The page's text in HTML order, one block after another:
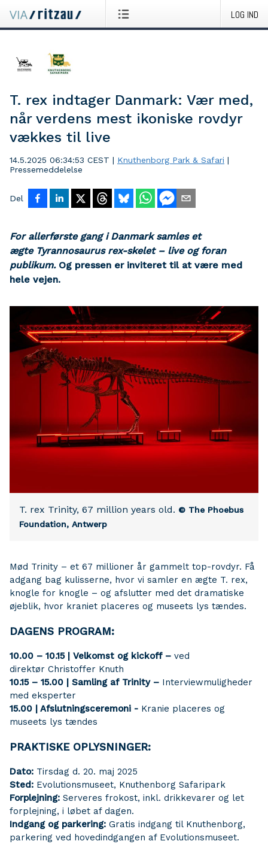
LOG IND
T. rex indtager Danmark: Vær med,
når verdens mest ikoniske rovdyr
vækkes til live
14.5.2025 06:34:53 CEST | Knuthenborg Park & Safari |
Pressemeddelelse
Del
For allerførste gang i Danmark samles et
ægte Tyrannosaurus rex-skelet – live og foran
publikum.Og pressen er inviteret til at være med
hele vejen.
T. rex Trinity, 67 million years old. © The Phoebus
Foundation, Antwerp
Mød Trinity – et 67 millioner år gammelt top-rovdyr. Få
adgang bag kulisserne, hvor vi samler en ægte T. rex,
knogle for knogle – og afslutter med det dramatiske
øjeblik, hvor kraniet placeres og museets lys tændes.
DAGENS PROGRAM:
10.00 – 10.15 | Velkomst og kickoff – ved
direktør Christoffer Knuth
10.15 – 15.00 | Samling af Trinity – Interviewmuligheder
med eksperter
15.00 | Afslutningsceremoni - Kranie placeres og
museets lys tændes
PRAKTISKE OPLYSNINGER:
Dato: Tirsdag d. 20. maj 2025
Sted: Evolutionsmuseet, Knuthenborg Safaripark
Forplejning: Serveres frokost, inkl. drikkevarer og let
forplejning, i løbet af dagen.
Indgang og parkering: Gratis indgang til Knuthenborg,
parkering ved hovedindgangen af Evolutionsmuseet.